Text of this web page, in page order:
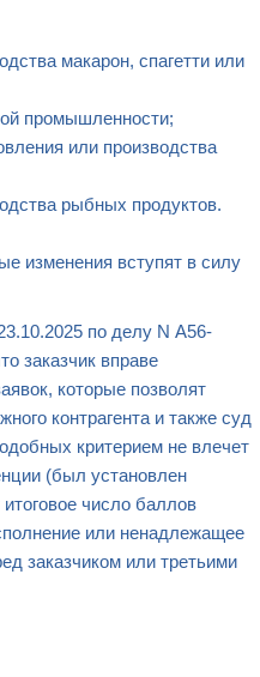
макарон, спагетти или
промышленности;
или производства
рыбных продуктов.
изменения вступят в силу
по делу N А56-
заказчик вправе
которые позволят
контрагента и также суд
критерием не влечет
(был установлен
число баллов
или ненадлежащее
заказчиком или третьими